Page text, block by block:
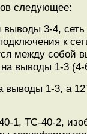
следующее:
3-4, сеть
к
между собой
на выводы 1-3 (4-
выводы 1-3, а
1, ТС-40-2,